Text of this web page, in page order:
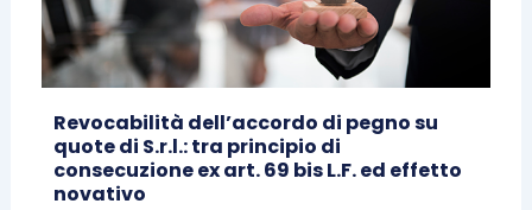
Revocabilità dell’accordo di pegno su
quote di S.r.l.: tra principio di
consecuzione ex art. 69 bis L.F. ed effetto
novativo